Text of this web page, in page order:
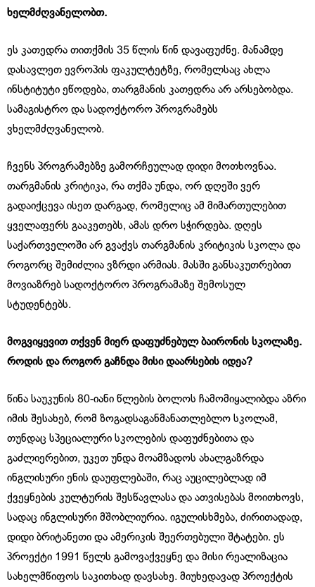
ხელმძღვანელობთ.
ეს კათედრა თითქმის 35 წლის წინ დავაფუძნე. მანამდე
დასავლეთ ევროპის ფაკულტეტზე, რომელსაც ახლა
ინსტიტუტი ეწოდება, თარგმანის კათედრა არ არსებობდა.
სამაგისტრო და სადოქტორო პროგრამებს
ვხელმძღვანელობ.
ჩვენს პროგრამებზე გამორჩეულად დიდი მოთხოვნაა.
თარგმანის კრიტიკა, რა თქმა უნდა, ორ დღეში ვერ
გადაიქცევა ისეთ დარგად, რომელიც ამ მიმართულებით
ყველაფერს გააკეთებს, ამას დრო სჭირდება. დღეს
საქართველოში არ გვაქვს თარგმანის კრიტიკის სკოლა და
როგორც შემიძლია ვზრდი არმიას. მასში განსაკუთრებით
მოვიაზრებ სადოქტორო პროგრამაზე შემოსულ
სტუდენტებს.
მოგვიყევით თქვენ მიერ დაფუძნებულ ბაირონის სკოლაზე.
როდის და როგორ გაჩნდა მისი დაარსების იდეა?
წინა საუკუნის 80-იანი წლების ბოლოს ჩამომიყალიბდა აზრი
იმის შესახებ, რომ ზოგადსაგანმანათლებლო სკოლამ,
თუნდაც სპეციალური სკოლების დაფუძნებითა და
გაძლიერებით, უკეთ უნდა მოამზადოს ახალგაზრდა
ინგლისური ენის დაუფლებაში, რაც აუცილებლად იმ
ქვეყნების კულტურის შესწავლასა და ათვისებას მოითხოვს,
სადაც ინგლისური მშობლიურია. იგულისხმება, ძირითადად,
დიდი ბრიტანეთი და ამერიკის შეერთებული შტატები. ეს
პროექტი 1991 წელს გამოვაქვეყნე და მისი რეალიზაცია
სახელმწიფოს საკითხად დავსახე. მიუხედავად პროექტის